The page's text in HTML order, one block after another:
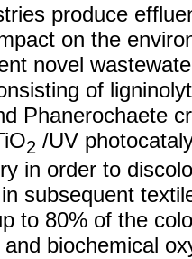
produce
on the
novel
of
Phanerochaete
2 /UV
in order to
subsequent
to 80% of the
biochemical